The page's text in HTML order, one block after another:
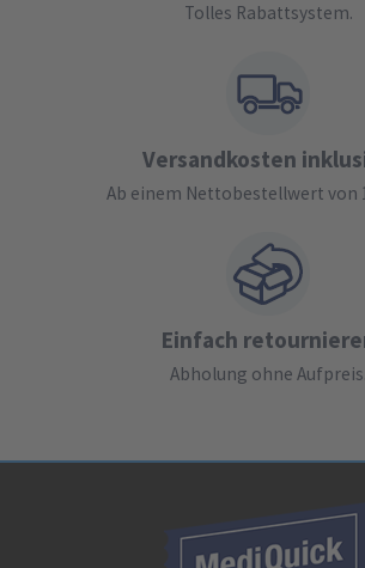
Tolles Rabattsystem.
Versandkosten
Ab einem Nettobestellwert von
Einfach
Abholung ohne Aufpreis.